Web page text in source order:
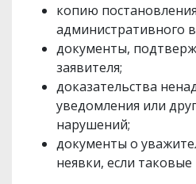
копию
административного
документы,
заявителя;
доказательства
уведомления или
нарушений;
документы о
неявки, если